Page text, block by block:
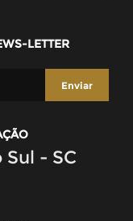
LETTER
Sul - SC